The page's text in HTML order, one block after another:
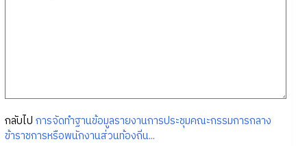
กลับไป การจัดทำฐานข้อมูลรายงานการประชุมคณะกรรมการกลาง
ข้าราชการหรือพนักงานส่วนท้องถิ่น...